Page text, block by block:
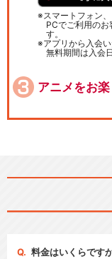
スマートフォン
PCでご利用のお
す。
アプリから入会
無料期間は入会
アニメをお
料金はいくらです